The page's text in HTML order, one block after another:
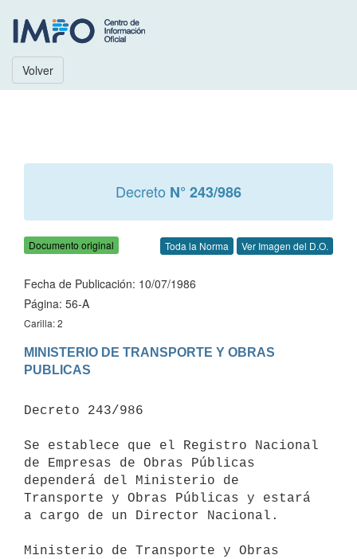
Volver
Decreto N° 243/986
Documento original Toda la Norma Ver Imagen del D.O.
Fecha de Publicación: 10/07/1986
Página: 56-A
Carilla: 2
MINISTERIO DE TRANSPORTE Y OBRAS
PUBLICAS
Decreto 243/986
Se establece que el Registro Nacional
de Empresas de Obras Públicas
dependerá del Ministerio de
Transporte y Obras Públicas y estará
a cargo de un Director Nacional.
Ministerio de Transporte y Obras